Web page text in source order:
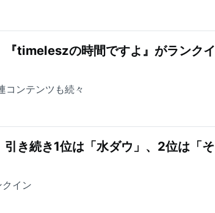
『timeleszの時間ですよ』がランクイ
コンテンツも続々
き続き1位は「水ダウ」、2位は「そ
イン